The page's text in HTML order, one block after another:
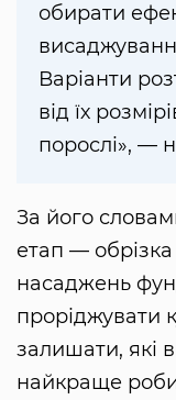
обирати
Варіанти
від їх
порослі», —
За його
етап —
насаджень
проріджувати
залишати, які
найкраще